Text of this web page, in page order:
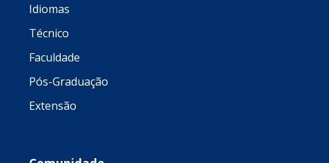
Idiomas
Técnico
Faculdade
Pós-Graduação
Extensão